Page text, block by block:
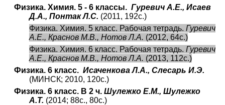
Физика. Химия. 5 - 6 классы. Гуревич А.Е., Исаев
Д.А., Понтак Л.С. (2011, 192с.)
Физика. Химия. 5 класс. Рабочая тетрадь. Гуревич
А.Е., Краснов М.В., Нотов Л.А. (2012, 64с.)
Физика. Химия. 6 класс. Рабочая тетрадь. Гуревич
А.Е., Краснов М.В., Нотов Л.А. (2013, 112с.)
Физика. 6 класс. Исаченкова Л.А., Слесарь И.Э.
(МИНСК; 2010, 120с.)
Физика. 6 класс. В 2 ч. Шулежко Е.М., Шулежко
А.Т. (2014; 88с., 80с.)